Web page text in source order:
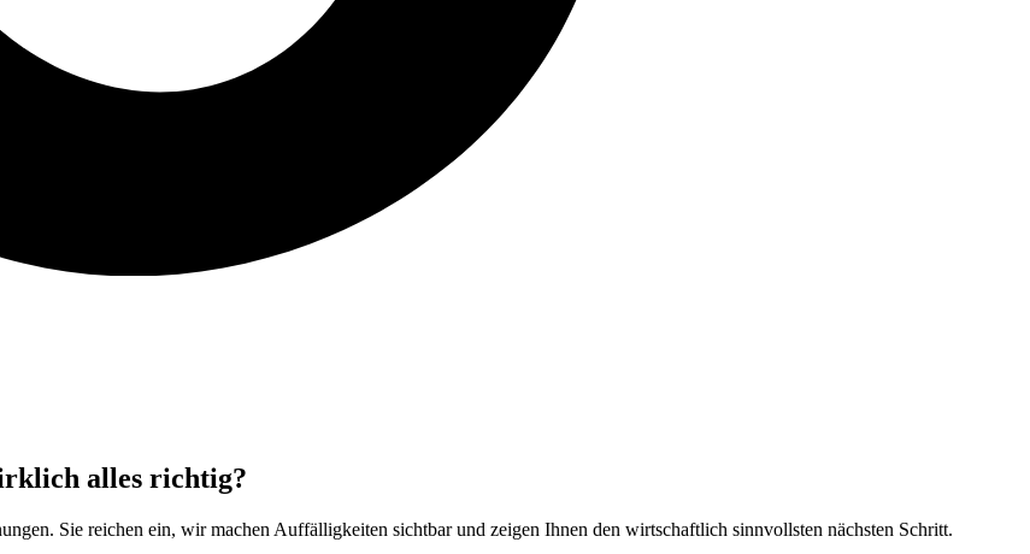
alles richtig?
Sie reichen ein, wir machen Auffälligkeiten sichtbar und zeigen Ihnen den wirtschaftlich sinnvollsten nächsten Schritt.